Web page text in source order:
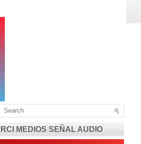
RCI MEDIOS SEÑAL AUDIO